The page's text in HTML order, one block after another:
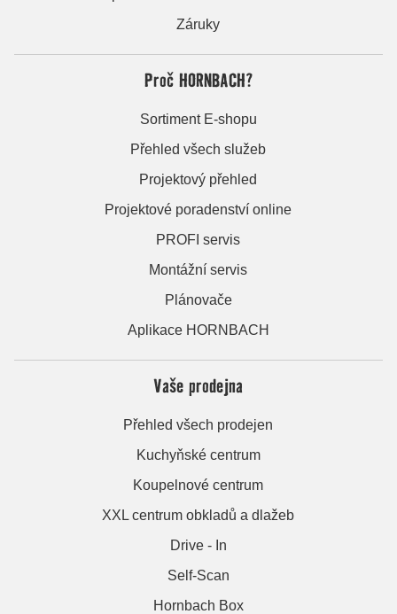
Záruky
Proč HORNBACH?
Sortiment E-shopu
Přehled všech služeb
Projektový přehled
Projektové poradenství online
PROFI servis
Montážní servis
Plánovače
Aplikace HORNBACH
Vaše prodejna
Přehled všech prodejen
Kuchyňské centrum
Koupelnové centrum
XXL centrum obkladů a dlažeb
Drive - In
Self-Scan
Hornbach Box